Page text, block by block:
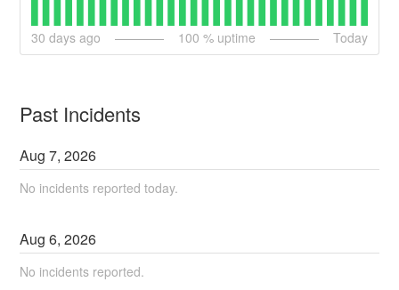
30 days ago 100 % uptime Today
Past Incidents
Aug7,2026
No incidents reported today.
Aug6,2026
No incidents reported.